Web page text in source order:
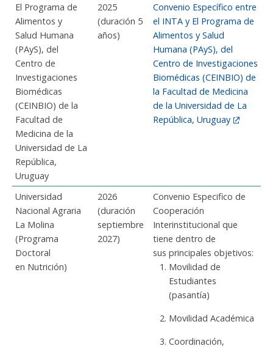
El Programa de
Alimentos y
Salud Humana
(PAyS), del
Centro de
Investigaciones
Biomédicas
(CEINBIO) de la
Facultad de
Medicina de la
Universidad de La
República,
Uruguay
2025
(duración 5
años)
Convenio Específico entre
el INTA y El Programa de
Alimentos y Salud
Humana (PAyS), del
Centro de Investigaciones
Biomédicas (CEINBIO) de
la Facultad de Medicina
de la Universidad de La
República, Uruguay
Universidad
Nacional Agraria
La Molina
(Programa
Doctoral
en Nutrición)
2026
(duración
septiembre
2027)
Convenio Especifico de
Cooperación
Interinstitucional que
tiene dentro de
sus principales objetivos:
Movilidad de
Estudiantes
(pasantía)
Movilidad Académica
Coordinación,